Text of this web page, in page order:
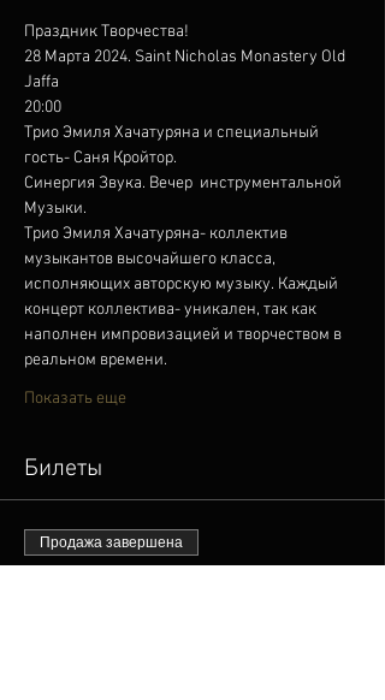
Праздник Творчества!
28 Марта 2024. Saint Nicholas Monastery Old
Jaffa
20:00
Трио Эмиля Хачатуряна и специальный
гость- Саня Кройтор.
Синергия Звука. Вечер  инструментальной
Музыки.
Трио Эмиля Хачатуряна- коллектив
музыкантов высочайшего класса,
исполняющих авторскую музыку. Каждый
концерт коллектива- уникален, так как
наполнен импровизацией и творчеством в
реальном времени.
Показать еще
Билеты
Продажа завершена